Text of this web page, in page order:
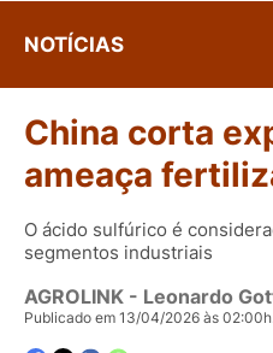
NOTÍCIAS
China corta
ameaça
O ácido sulfúrico é
segmentos industriais
AGROLINK - Leonardo
Publicado em 13/04/2026 às